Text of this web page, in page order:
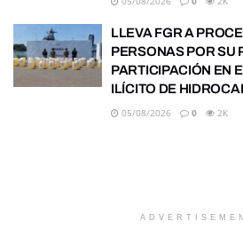
LLEVA FGR A
PERSONAS POR SU
PARTICIPACIÓN EN
ILÍCITO DE
05/08/2026 0 2K